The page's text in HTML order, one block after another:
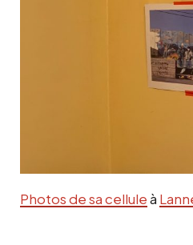
Photos de sa celluleà